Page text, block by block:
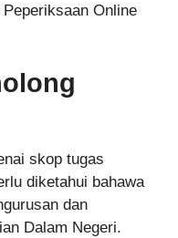
Online
skop tugas
diketahui bahawa
dan
Dalam Negeri.